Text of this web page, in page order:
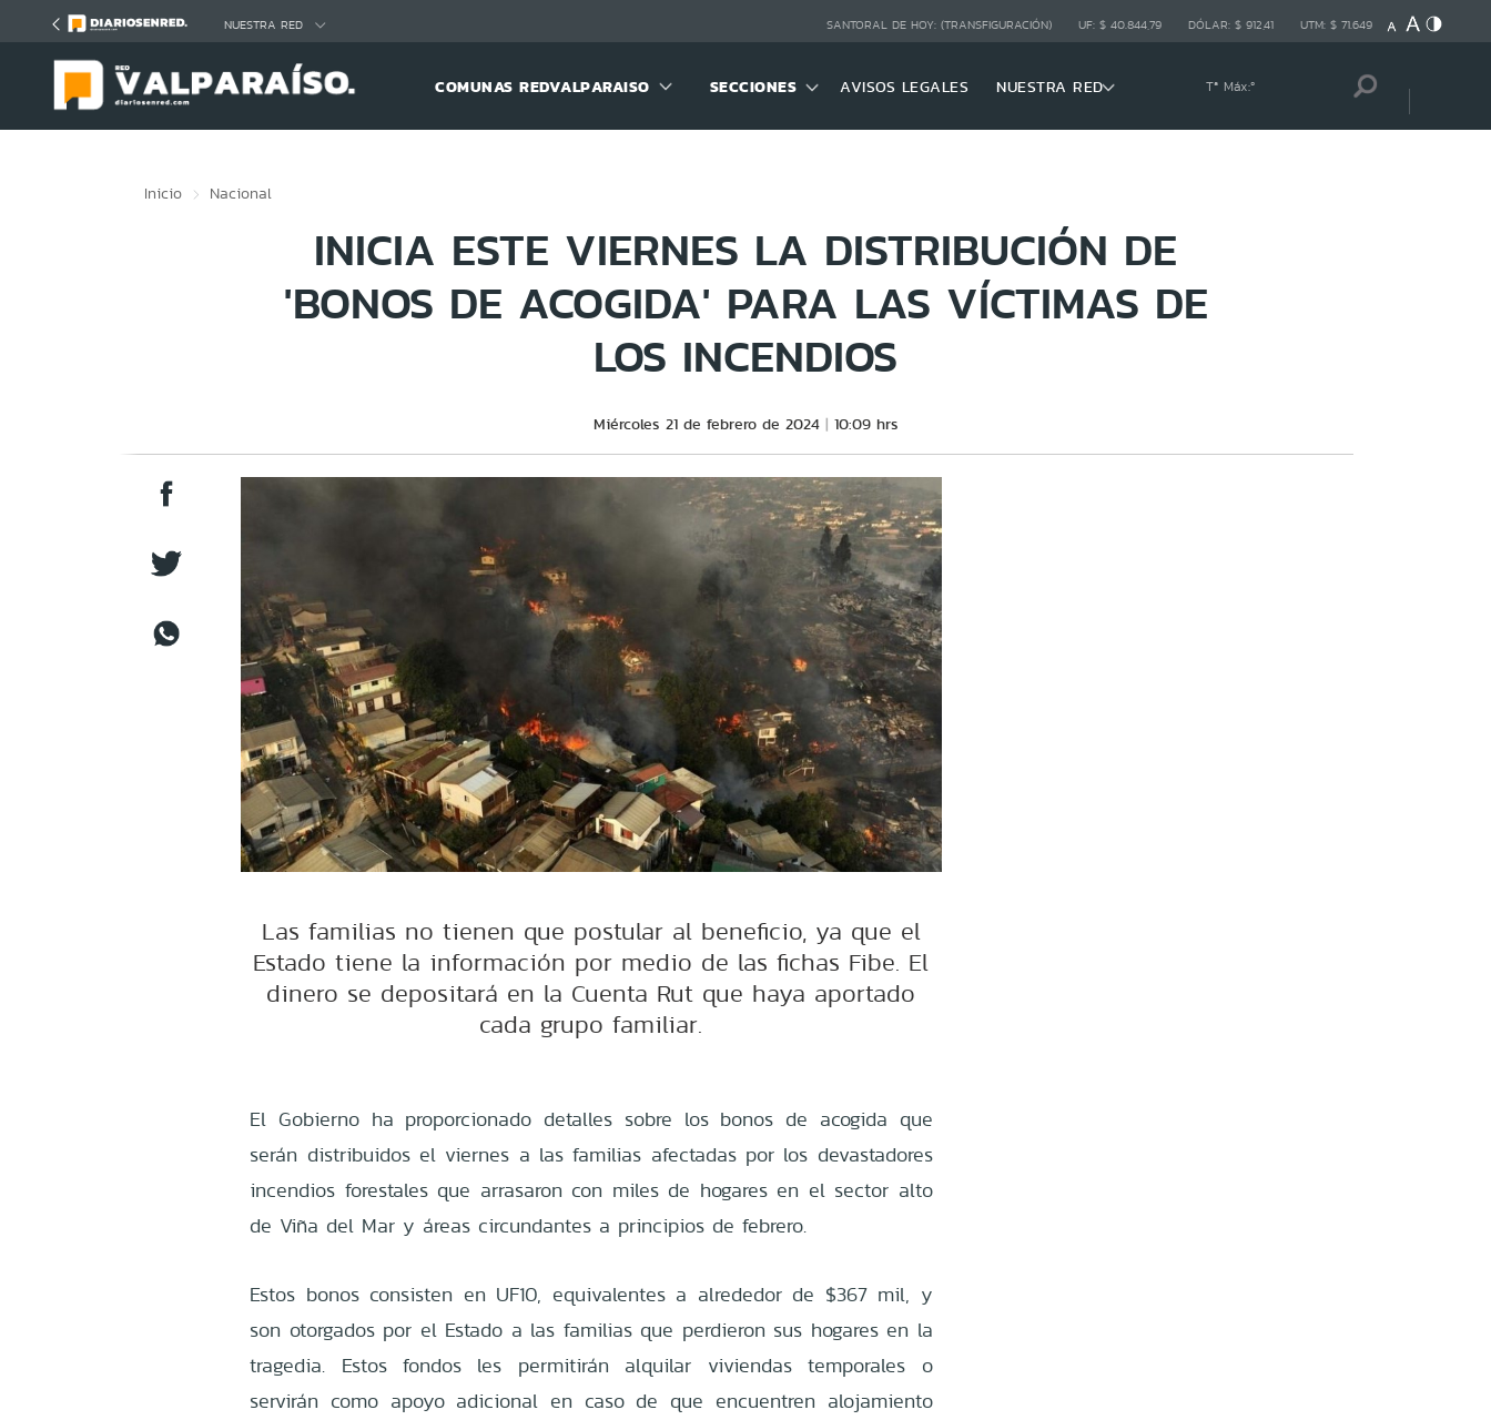
NUESTRA RED SANTORAL DE HOY: (TRANSFIGURACIÓN) UF: $ 40.844,79 DÓLAR: $ 912,41 UTM: $ 71.649
COMUNAS REDVALPARAISO SECCIONES AVISOS LEGALES NUESTRA RED Tª Máx:º
Inicio Nacional
INICIA ESTE VIERNES LA DISTRIBUCIÓN DE
'BONOS DE ACOGIDA' PARA LAS VÍCTIMAS DE
LOS INCENDIOS
Miércoles 21 de febrero de 2024 10:09 hrs
Las familias no tienen que postular al beneficio, ya que el
Estado tiene la información por medio de las fichas Fibe. El
dinero se depositará en la Cuenta Rut que haya aportado
cada grupo familiar.
El Gobierno ha proporcionado detalles sobre los bonos de acogida que
serán distribuidos el viernes a las familias afectadas por los devastadores
incendios forestales que arrasaron con miles de hogares en el sector alto
de Viña del Mar y áreas circundantes a principios de febrero.
Estos bonos consisten en UF10, equivalentes a alrededor de $367 mil, y
son otorgados por el Estado a las familias que perdieron sus hogares en la
tragedia. Estos fondos les permitirán alquilar viviendas temporales o
servirán como apoyo adicional en caso de que encuentren alojamiento